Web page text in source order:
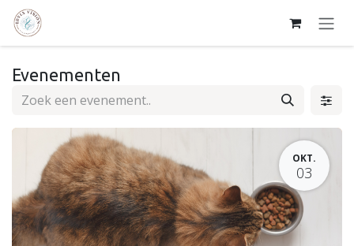
Overslaan naar inhoud
Evenementen
OKT.
03